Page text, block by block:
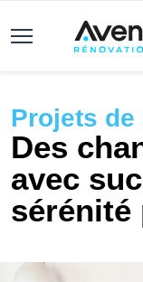
Projets
Des
avec
sérénité